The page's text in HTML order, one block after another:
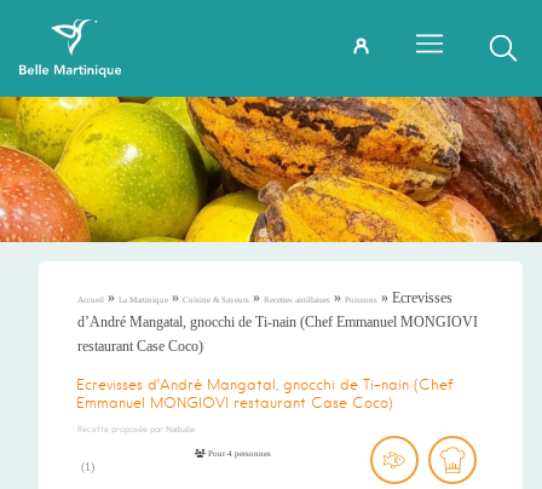
Accueil » La Martinique » Cuisine & Saveurs » Recettes antillaises » Poissons » Ecrevisses
d’André Mangatal, gnocchi de Ti-nain (Chef Emmanuel MONGIOVI
restaurant Case Coco)
Ecrevisses d’André Mangatal, gnocchi de Ti-nain (Chef
Emmanuel MONGIOVI restaurant Case Coco)
Recette proposée par Nathalie
(1)
Pour 4 personnes